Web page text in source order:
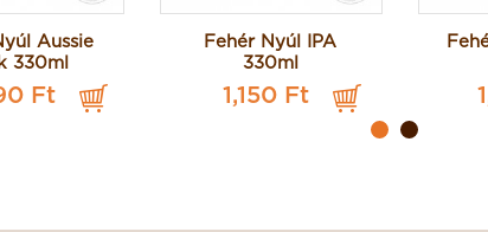
Aussie
330ml
Ft
Fehér Nyúl IPA
330ml
1,150 Ft